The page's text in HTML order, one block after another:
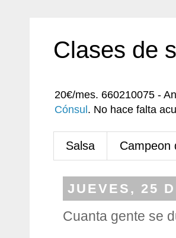
Clases de
20€/mes. 660210075 -
Cónsul . No hace falta
Salsa Campeon
JUEVES, 25
Cuanta gente se